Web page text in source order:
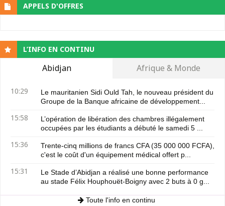
APPELS D'OFFRES
L’INFO EN CONTINU
Abidjan Afrique & Monde
10:29
Le mauritanien Sidi Ould Tah, le nouveau président du
Groupe de la Banque africaine de développement...
15:58
L’opération de libération des chambres illégalement
occupées par les étudiants a débuté le samedi 5 ...
15:36
Trente-cinq millions de francs CFA (35 000 000 FCFA),
c'est le coût d'un équipement médical offert p...
15:31
Le Stade d’Abidjan a réalisé une bonne performance
au stade Félix Houphouët-Boigny avec 2 buts à 0 g...
Toute l'info en continu